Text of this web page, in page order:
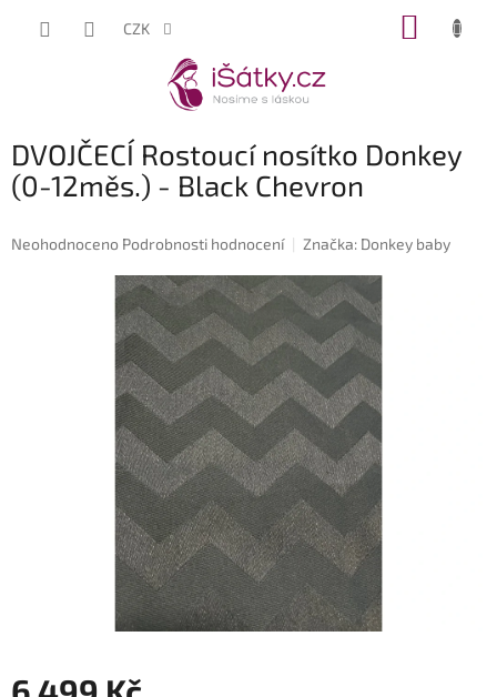
CZK
DVOJČECÍ Rostoucí nosítko Donkey
(0-12měs.) - Black Chevron
Průměrné
Neohodnoceno Podrobnosti hodnocení Značka: Donkey baby